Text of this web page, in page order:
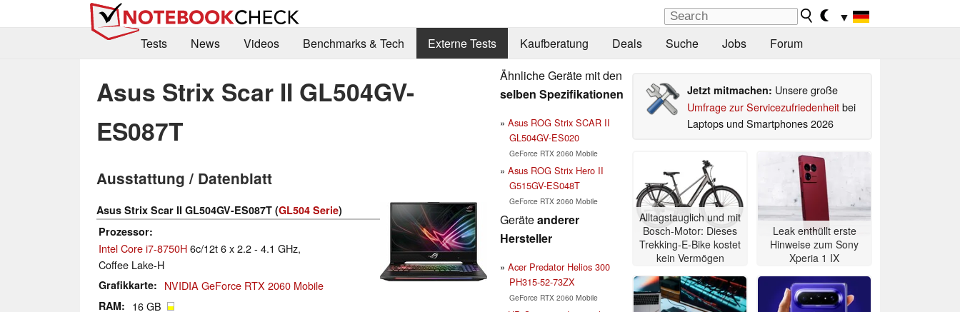
▼
Tests
News Videos Benchmarks & Tech Externe Tests Kaufberatung Deals Suche Jobs Forum
Asus Strix Scar II GL504GV-
ES087T
Ausstattung / Datenblatt
Asus Strix Scar II GL504GV-ES087T (GL504 Serie)
Prozessor
Intel Core i7-8750H6c/12t 6 x 2.2 - 4.1 GHz,
Coffee Lake-H
Grafikkarte NVIDIA GeForce RTX 2060 Mobile
RAM 16 GB
Ähnliche Geräte mit den
selben Spezifikationen
Asus ROG Strix SCAR II
GL504GV-ES020
GeForce RTX 2060 Mobile
Asus ROG Strix Hero II
G515GV-ES048T
GeForce RTX 2060 Mobile
Geräteanderer
Hersteller
Acer Predator Helios 300
PH315-52-73ZX
GeForce RTX 2060 Mobile
Jetzt mitmachen: Unsere große
Umfrage zur Servicezufriedenheitbei
Laptops und Smartphones 2026
Alltagstauglich und mit
Bosch-Motor: Dieses
Trekking-E-Bike kostet
kein Vermögen
Leak enthüllt erste
Hinweise zum Sony
Xperia 1 IX